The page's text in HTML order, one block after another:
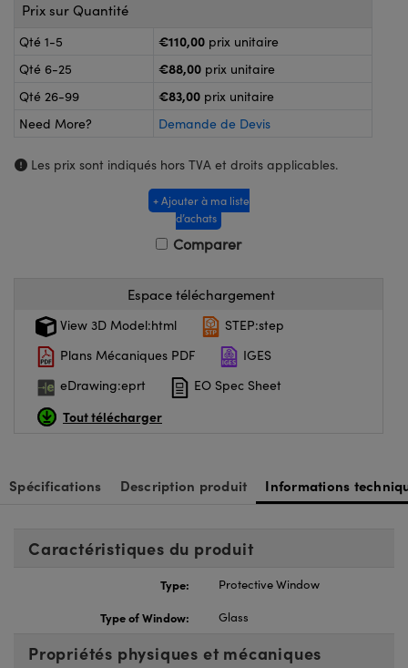
ou Coupleurs
: Microscopie
Optiques Lightpath
Labs™
Optiques de SCHOTT
Prix sur Quantité
Qté 1-5 €110,00 prix unitaire
Qté 6-25
€88,00 prix unitaire
Qté 26-99
€83,00 prix unitaire
Need More?
Demande de Devis
Les prix sont indiqués hors TVA et droits applicables.
+ Ajouter à ma liste
d’achats
Comparer
Espace téléchargement
View 3D Model:html
STEP:step
Plans Mécaniques PDF
IGES
eDrawing:eprt
EO Spec Sheet
Tout télécharger
Spécifications Description produit Informations
Caractéristiques du produit
Type:
Protective Window
Type of Window:
Glass
Propriétés physiques et mécaniques